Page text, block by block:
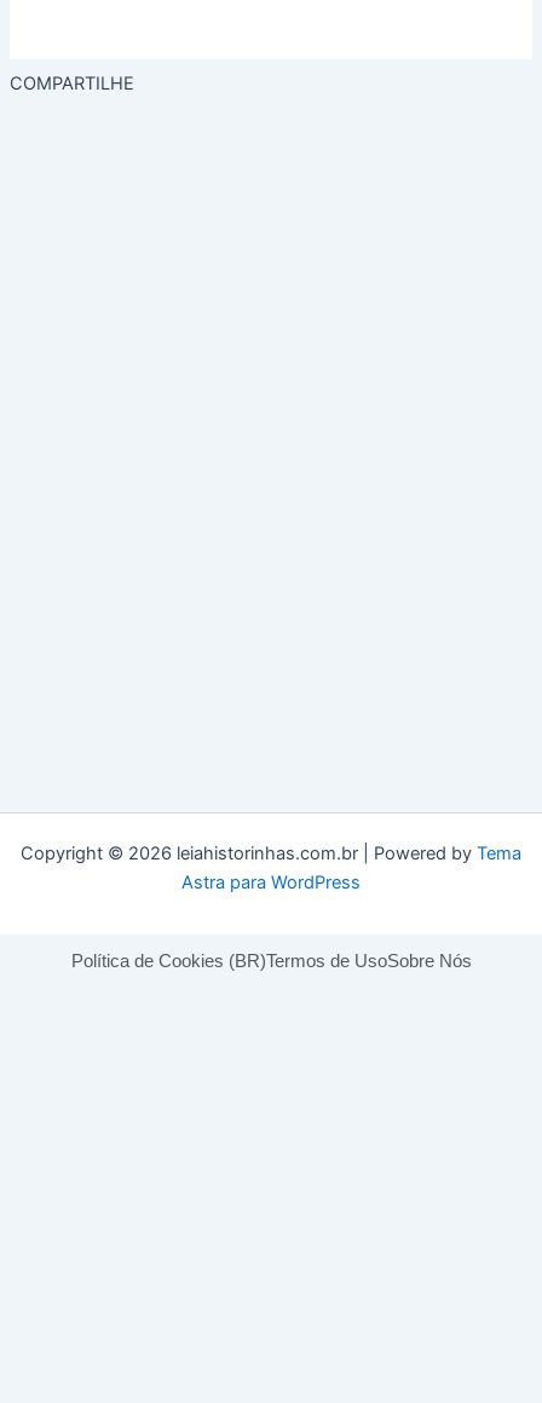
COMPARTILHE
Copyright © 2026 leiahistorinhas.com.br | Powered by Tema
Astra para WordPress
Política de Cookies (BR)Termos de UsoSobre Nós